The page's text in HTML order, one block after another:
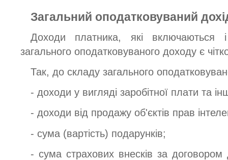
Загальний оподатковуваний
Доходи платника, які
загального оподатковуваного доходу є
Так, до складу загального
- доходи у вигляді заробітної плати та
- доходи від продажу об'єктів прав
- сума (вартість) подарунків;
- сума страхових внесків за договором